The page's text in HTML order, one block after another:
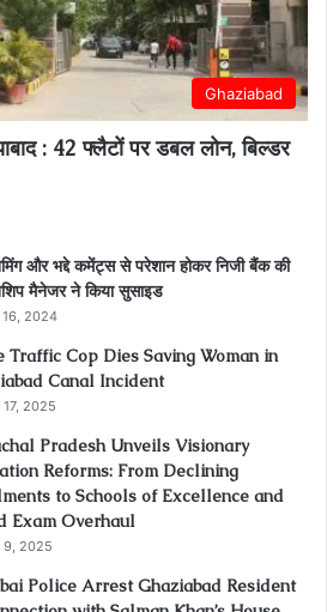
Ghaziabad
: 42 फ्लैटों पर डबल लोन, बिल्डर
और भद्दे कमेंट्स से परेशान होकर निजी बैंक की
मैनेजर ने किया सुसाइड
2024
Traffic Cop Dies Saving Woman in
Canal Incident
17, 2025
Pradesh Unveils Visionary
Reforms: From Declining
to Schools of Excellence and
Exam Overhaul
9, 2025
Police Arrest Ghaziabad Resident